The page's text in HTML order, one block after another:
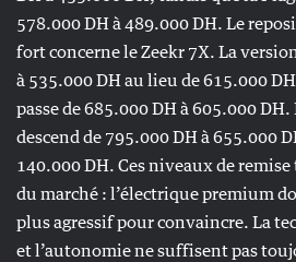
578.000 DH à 489.000 DH. Le
fort concerne le Zeekr 7X. La
à 535.000 DH au lieu de 615.000
passe de 685.000 DH à 605.000
descend de 795.000 DH à 655.000
140.000 DH. Ces niveaux de
du marché : l’électrique premium
plus agressif pour convaincre. La
et l’autonomie ne suffisent pas